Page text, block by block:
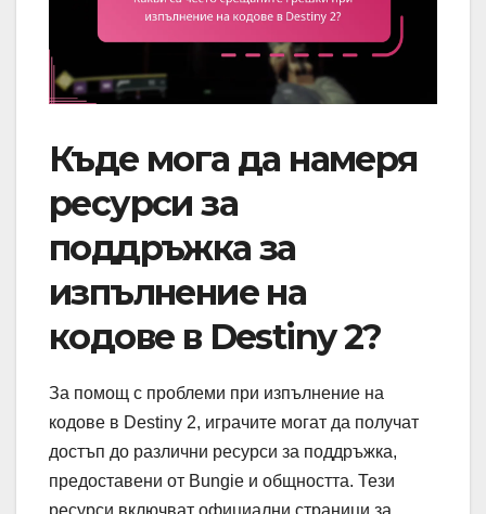
Къде мога да намеря
ресурси за
поддръжка за
изпълнение на
кодове в Destiny 2?
За помощ с проблеми при изпълнение на
кодове в Destiny 2, играчите могат да получат
достъп до различни ресурси за поддръжка,
предоставени от Bungie и общността. Тези
ресурси включват официални страници за